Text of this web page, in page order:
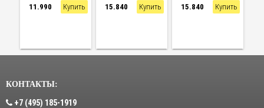
11.990 Купить 15.840 Купить 15.840 Купить
КОНТАКТЫ:
+7 (495) 185-1919